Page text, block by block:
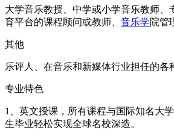
大学音乐教授、中学或小学音乐教师、
育平台的课程顾问或教师、 音乐学院管
其他
乐评人、在音乐和新媒体行业担任的各
专业特色
1、英文授课，所有课程与国际知名大
生毕业轻松实现全球名校深造。